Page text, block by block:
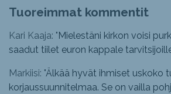
Tuoreimmat kommentit
Kari Kaaja: " Mielestäni kirkon voisi
saadut tiilet euron kappale
Markiisi: "Älkää hyvät ihmiset uskoko
korjaussuunnitelmaa. Se on vailla